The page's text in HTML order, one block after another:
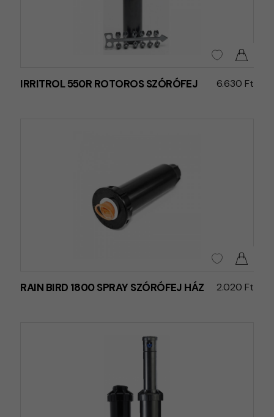
IRRITROL 550R ROTOROS SZÓRÓFEJ 6.630 Ft
RAIN BIRD 1800 SPRAY SZÓRÓFEJ HÁZ 2.020 Ft